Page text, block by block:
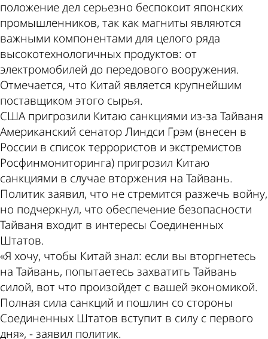
положение дел серьезно беспокоит японских
промышленников, так как магниты являются
важными компонентами для целого ряда
высокотехнологичных продуктов: от
электромобилей до передового вооружения.
Отмечается, что Китай является крупнейшим
поставщиком этого сырья.
США пригрозили Китаю санкциями из-за Тайваня
Американский сенатор Линдси Грэм (внесен в
России в список террористов и экстремистов
Росфинмониторинга) пригрозил Китаю
санкциями в случае вторжения на Тайвань.
Политик заявил, что не стремится разжечь войну,
но подчеркнул, что обеспечение безопасности
Тайваня входит в интересы Соединенных
Штатов.
«Я хочу, чтобы Китай знал: если вы вторгнетесь
на Тайвань, попытаетесь захватить Тайвань
силой, вот что произойдет с вашей экономикой.
Полная сила санкций и пошлин со стороны
Соединенных Штатов вступит в силу с первого
дня», - заявил политик.